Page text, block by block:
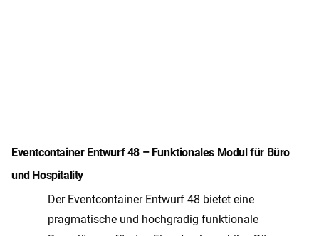
Eventcontainer Entwurf 48 – Funktionales Modul für Büro
und Hospitality
Der Eventcontainer Entwurf 48 bietet eine
pragmatische und hochgradig funktionale